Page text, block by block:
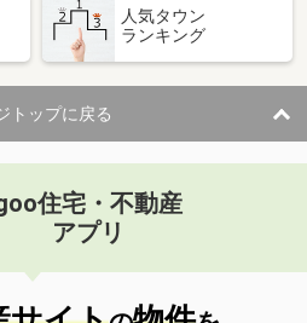
人気タウン
ランキング
トップに戻る
住宅・不動産
アプリ